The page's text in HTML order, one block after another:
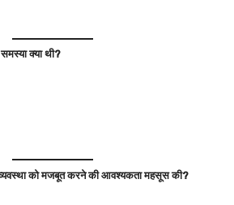
क्या थी?
को मजबूत करने की आवश्यकता महसूस की?